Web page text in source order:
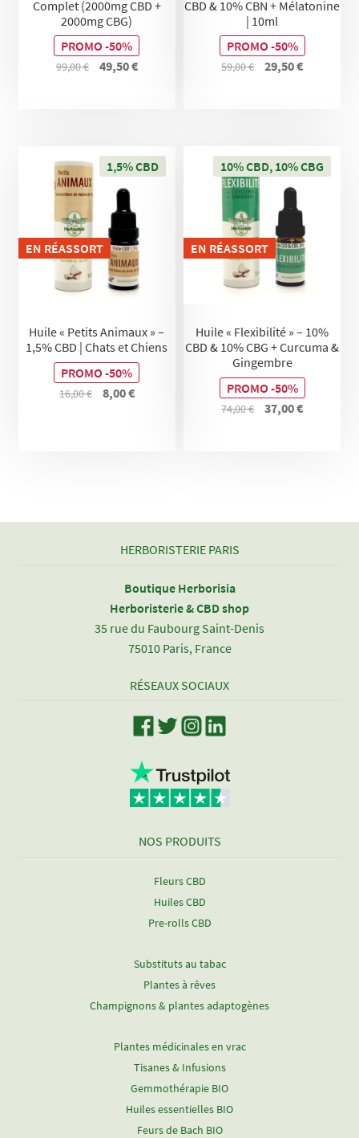
Complet (2000mg CBD +
2000mg CBG)
PROMO -50%
99,00€
Le49,50€Le
CBD & 10% CBN + Mélatonine
| 10ml
PROMO -50%
59,00€
Le
29,50€Le
1,5% CBD
EN RÉASSORT
Huile « Petits Animaux » –
1,5% CBD | Chats et Chiens
PROMO -50%
16,00€
Le8,00€Le
10% CBD, 10% CBG
EN RÉASSORT
Huile « Flexibilité » – 10%
CBD & 10% CBG + Curcuma &
Gingembre
PROMO -50%
74,00€
Le
37,00€Le
HERBORISTERIE PARIS
Boutique Herborisia
Herboristerie & CBD shop
35 rue du Faubourg Saint-Denis
75010 Paris, France
RÉSEAUX SOCIAUX
NOS PRODUITS
Fleurs CBD
Huiles CBD
Pre-rolls CBD
Substituts au tabac
Plantes à rêves
Champignons & plantes adaptogènes
Plantes médicinales en vrac
Tisanes & Infusions
Gemmothérapie BIO
Huiles essentielles BIO
Feurs de Bach BIO